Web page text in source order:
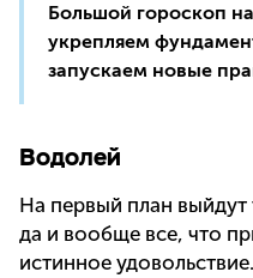
Большой гороскоп
укрепляем
запускаем новые
Водолей
На первый план выйдут
да и вообще все, что
истинное